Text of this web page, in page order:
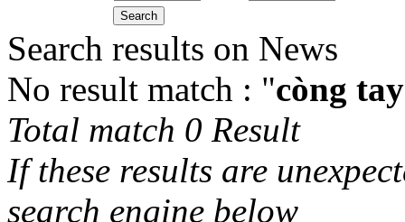
Search results on News
No result match : "còng tay
Total match 0 Result
If these results are
search engine below